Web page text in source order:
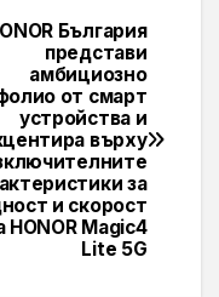
България
представи
амбициозно
от смарт
устройства и
върху
за
и скорост
HONOR Magic4
Lite 5G